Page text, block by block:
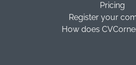
Pricing
Register your
How does